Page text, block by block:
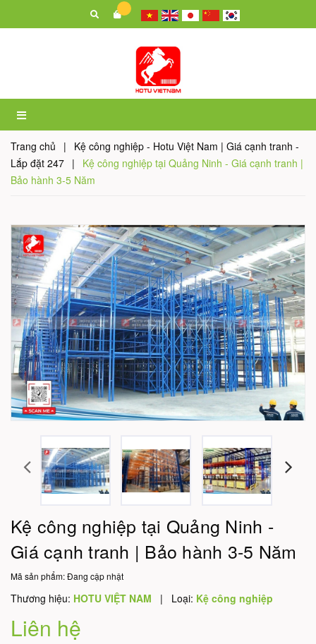
Trang chủ |
Kệ công nghiệp - Hotu Việt Nam | Giá cạnh tranh -
Lắp đặt 247 |
Kệ công nghiệp tại Quảng Ninh - Giá cạnh tranh |
Bảo hành 3-5 Năm
Kệ công nghiệp tại Quảng Ninh -
Giá cạnh tranh | Bảo hành 3-5 Năm
Mã sản phẩm:Đang cập nhật
Thương hiệu: HOTU VIỆT NAM | Loại: Kệ công nghiệp
Liên hệ